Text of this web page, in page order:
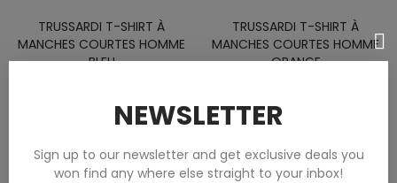
TRUSSARDI T-SHIRT À
MANCHES COURTES HOMME
BLEU
TRUSSARDI T-SHIRT À
MANCHES COURTES HOMME
ORANGE
NEWSLETTER
Sign up to our newsletter and get exclusive deals you
won find any where else straight to your inbox!